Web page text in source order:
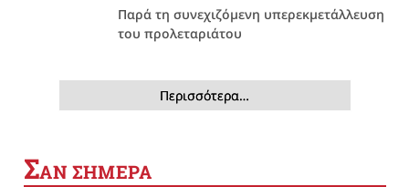
Παρά τη συνεχιζόμενη υπερεκμετάλλευση
του προλεταριάτου
Περισσότερα…
ΣΑΝ ΣΗΜΕΡΑ